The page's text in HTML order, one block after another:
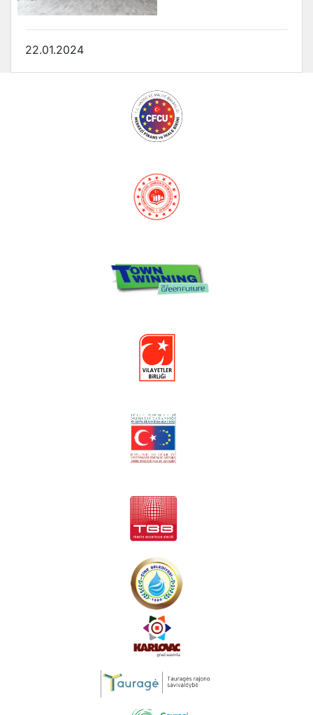
22.01.2024